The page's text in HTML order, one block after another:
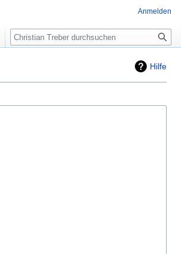
Hilfe
Anmelden
Suche